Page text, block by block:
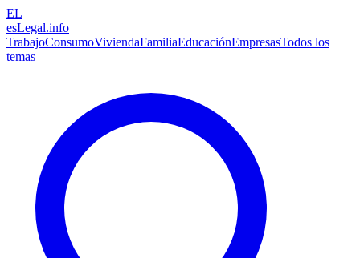
EL
esLegal.info
TrabajoConsumoViviendaFamiliaEducaciónEmpresasTodos los
temas